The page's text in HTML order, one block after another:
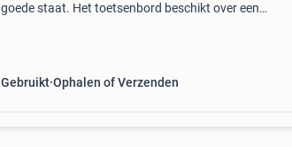
goede staat. Het toetsenbord beschikt over een
Gebruikt Ophalen of Verzenden